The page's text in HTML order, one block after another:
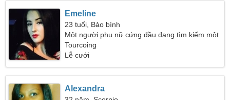
Emeline
23 tuổi, Bảo bình
Một người phụ nữ cứng đầu đang tìm kiếm một
mối quan hệ nồng nàn
Tourcoing
Lễ cưới
Alexandra